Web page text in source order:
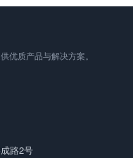
优质产品与解决方案。
路2号